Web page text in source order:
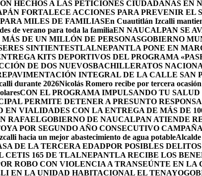
HECHOS A LAS PETICIONES CIUDADANAS EN
FORTALECE ACCIONES PARA PREVENIR EL
MILES DE FAMILIASEn Cuautitlán Izcalli
de verano para toda la familiaEN NAUCALPAN SE
DE UN MILLÓN DE PERSONASGOBIERNO
SINTIENTESTLALNEPANTLA PONE EN
KITS DEPORTIVOS DEL PROGRAMA
DE DOS NUEVOSBACHILLERATOS
INTEGRAL DE LA CALLE SAN
durante 2026Nicolás Romero recibe por tercera
CON EL PROGRAMA IMPULSANDO TU
PERMITE DETENER A PRESUNTO
VIALIDADES CON LA ENTREGA DE MÁS DE
RAFAELGOBIERNO DE NAUCALPAN ATIENDE
POR SEGUNDO AÑO CONSECUTIVO
hacia un mejor abastecimiento de agua potable
DE LA TERCERA EDADPOR POSIBLES
CETIS 165 DE TLALNEPANTLA RECIBE LOS
ROBO CON VIOLENCIA A TRANSEÚNTE EN
EN LA UNIDAD HABITACIONAL EL TENAYO